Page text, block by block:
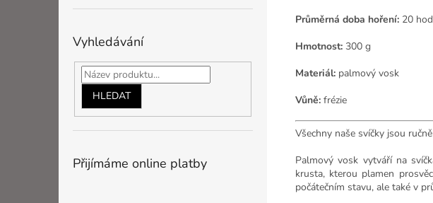
Vyhledávání
HLEDAT
Přijímáme online platby
Průměrná doba hoření: 20
Hmotnost: 300 g
Materiál: palmový vosk
Vůně: frézie
Všechny naše svíčky jsou
Palmový vosk vytváří na
krusta, kterou plamen
počátečním stavu, ale také v